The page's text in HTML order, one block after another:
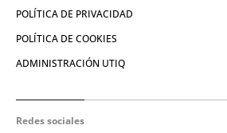
POLÍTICA DE PRIVACIDAD
POLÍTICA DE COOKIES
ADMINISTRACIÓN UTIQ
Redes sociales